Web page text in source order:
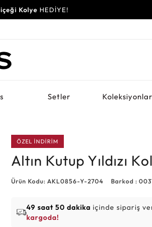
Kolye HEDİYE!
BileklikHEDİYE!
Setler Koleksiyonlar
ÖZEL İNDİRİM
Altın Kutup Yıldızı
Ürün Kodu: AKL0856-Y-2704 Barkod :
49 saat 50 dakika içinde sipariş
kargoda!